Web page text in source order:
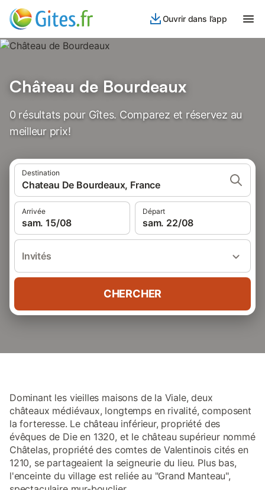
Ouvrir dans l’app
Château de Bourdeaux
0 résultats pour Gîtes. Comparez et réservez au
meilleur prix!
Destination
Chateau De Bourdeaux, France
Arrivée
sam. 15/08
Départ
sam. 22/08
Invités
CHERCHER
Dominant les vieilles maisons de la Viale, deux
châteaux médiévaux, longtemps en rivalité, composent
la forteresse. Le château inférieur, propriété des
évêques de Die en 1320, et le château supérieur nommé
Châtelas, propriété des comtes de Valentinois cités en
1210, se partageaient la seigneurie du lieu. Plus bas,
l'enceinte du village est reliée au "Grand Manteau",